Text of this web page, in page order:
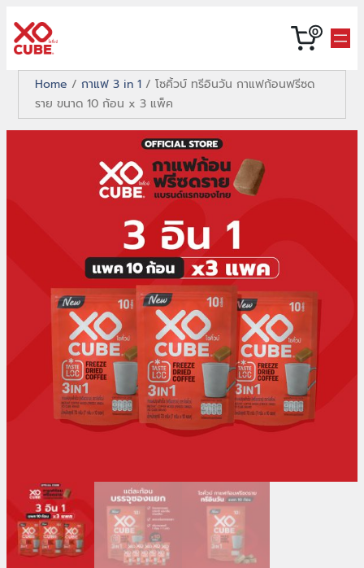
ข้าม
ไป
ยัง
เนื้อหา
0
Home / กาแฟ 3 in 1 / โซคิ้วบ์ ทรีอินวัน กาแฟก้อนฟรีซด
ราย ขนาด 10 ก้อน x 3 แพ็ค